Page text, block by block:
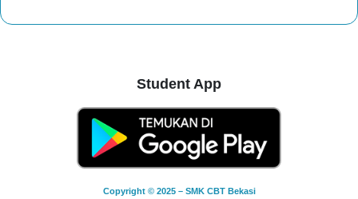
Student App
Copyright © 2025 – SMK CBT Bekasi